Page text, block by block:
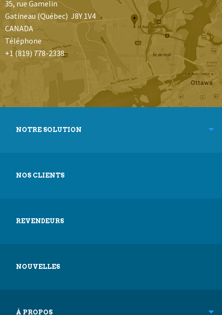
35, rue Gamelin
Gatineau (Québec) J8Y 1V4
CANADA
Téléphone
+1 (819) 778-2338
NOTRE SOLUTION
NOS CLIENTS
REVENDEURS
NOUVELLES
À PROPOS